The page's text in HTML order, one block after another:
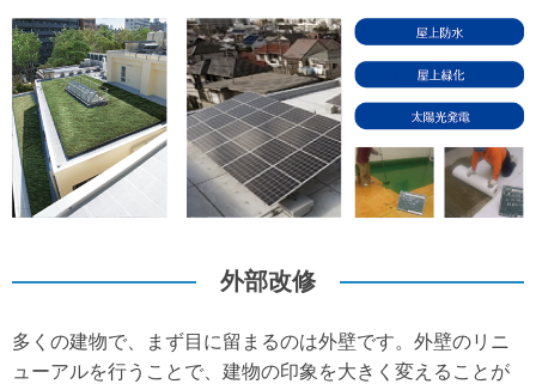
外部改修
多くの建物で、まず目に留まるのは外壁です。外壁のリニ
ューアルを行うことで、建物の印象を大きく変えることが